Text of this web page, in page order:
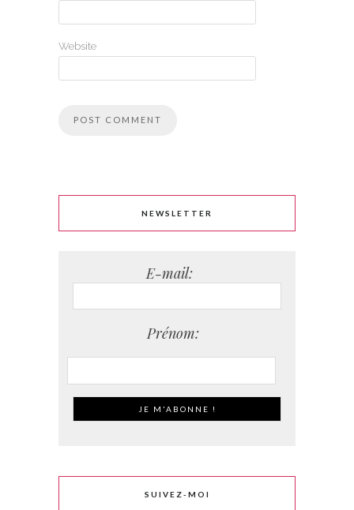
Website
NEWSLETTER
E-mail:
Prénom:
SUIVEZ-MOI